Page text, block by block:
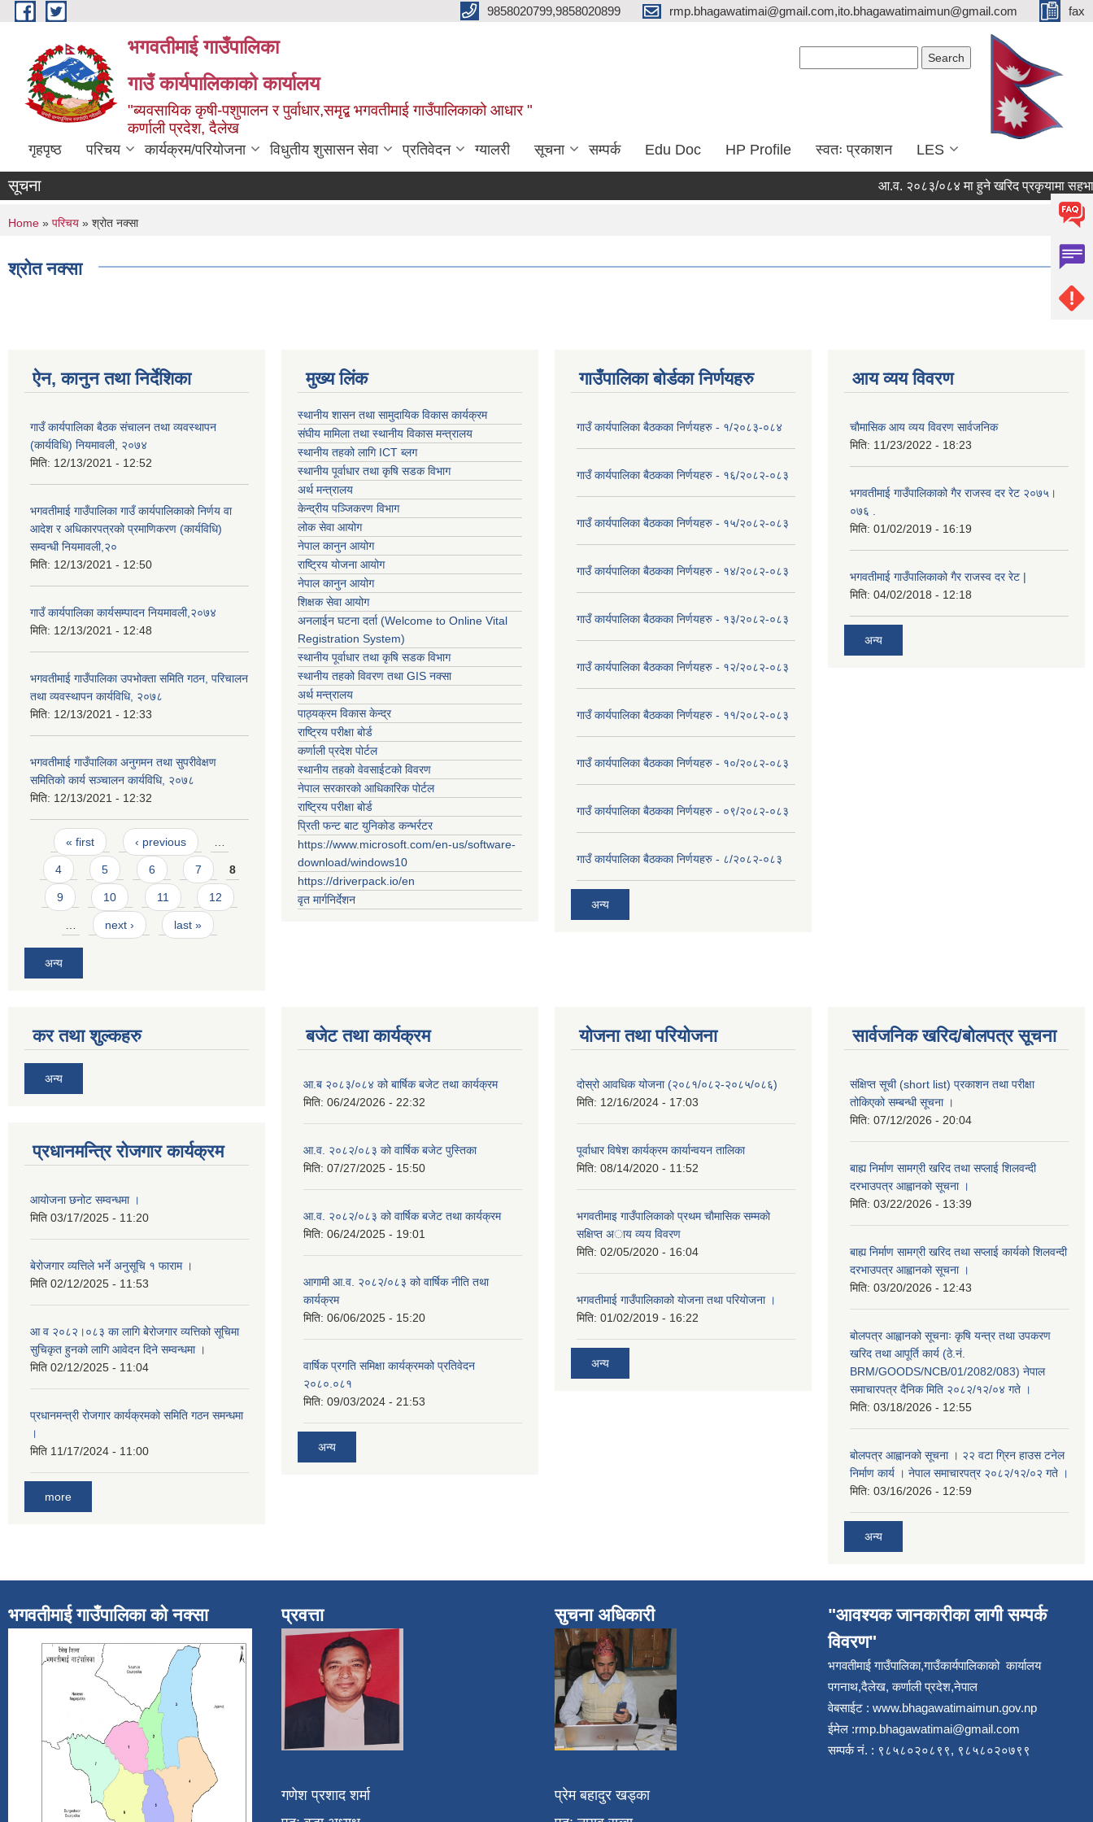
Skip to main content 9858020799,9858020899 rmp.bhagawatimai@gmail.com,ito.bhagawatimaimun@gmail.com fax
भगवतीमाई गाउँपालिका
गाउँ कार्यपालिकाको कार्यालय
"ब्यवसायिक कृषी-पशुपालन र पुर्वाधार,समृद्ब भगवतीमाई गाउँपालिकाको आधार "
कर्णाली प्रदेश, दैलेख
गृहपृष्ठ परिचय कार्यक्रम/परियोजना विधुतीय शुसासन सेवा प्रतिवेदन ग्यालरी सूचना सम्पर्क Edu Doc HP Profile स्वतः प्रकाशन LES
सूचना आ.व. २०८३/०८४ मा हुने खरिद प्रकृयामा
You are here
Home » परिचय » श्रोत नक्सा
श्रोत नक्सा
ऐन, कानुन तथा निर्देशिका
गाउँ कार्यपालिका बैठक संचालन तथा व्यवस्थापन
(कार्यविधि) नियमावली, २०७४
मिति: 12/13/2021 - 12:52
भगवतीमाई गाउँपालिका गाउँ कार्यपालिकाको निर्णय वा
आदेश र अधिकारपत्रको प्रमाणिकरण (कार्यविधि)
सम्वन्धी नियमावली,२०
मिति: 12/13/2021 - 12:50
गाउँ कार्यपालिका कार्यसम्पादन नियमावली,२०७४
मिति: 12/13/2021 - 12:48
भगवतीमाई गाउँपालिका उपभोक्ता समिति गठन, परिचालन
तथा व्यवस्थापन कार्यविधि, २०७८
मिति: 12/13/2021 - 12:33
भगवतीमाई गाउँपालिका अनुगमन तथा सुपरीवेक्षण
समितिको कार्य सञ्चालन कार्यविधि, २०७८
मिति: 12/13/2021 - 12:32
Pages
« first ‹ previous …
4 5 6 7 8
9 10 11 12
… next › last »
अन्य
मुख्य लिंक
स्थानीय शासन तथा सामुदायिक विकास कार्यक्रम
संघीय मामिला तथा स्थानीय विकास मन्त्रालय
स्थानीय तहको लागि ICT ब्लग
स्थानीय पूर्वाधार तथा कृषि सडक विभाग
अर्थ मन्त्रालय
केन्द्रीय पञ्जिकरण विभाग
लोक सेवा आयोग
नेपाल कानुन आयोग
राष्ट्रिय योजना आयोग
नेपाल कानुन आयोग
शिक्षक सेवा आयोग
अनलाईन घटना दर्ता (Welcome to Online Vital
Registration System)
स्थानीय पूर्वाधार तथा कृषि सडक विभाग
स्थानीय तहको विवरण तथा GIS नक्सा
अर्थ मन्त्रालय
पाठ्यक्रम विकास केन्द्र
राष्ट्रिय परीक्षा बोर्ड
कर्णाली प्रदेश पोर्टल
स्थानीय तहको वेवसाईटको विवरण
नेपाल सरकारको आधिकारिक पोर्टल
राष्ट्रिय परीक्षा बोर्ड
प्रिती फन्ट बाट युनिकोड कन्भर्रटर
https://www.microsoft.com/en-us/software-
download/windows10
https://driverpack.io/en
वृत मार्गनिर्देशन
गाउँपालिका बोर्डका निर्णयहरु
गाउँ कार्यपालिका बैठकका निर्णयहरु - १/२०८३-०८४
गाउँ कार्यपालिका बैठकका निर्णयहरु - १६/२०८२-०८३
गाउँ कार्यपालिका बैठकका निर्णयहरु - १५/२०८२-०८३
गाउँ कार्यपालिका बैठकका निर्णयहरु - १४/२०८२-०८३
गाउँ कार्यपालिका बैठकका निर्णयहरु - १३/२०८२-०८३
गाउँ कार्यपालिका बैठकका निर्णयहरु - १२/२०८२-०८३
गाउँ कार्यपालिका बैठकका निर्णयहरु - ११/२०८२-०८३
गाउँ कार्यपालिका बैठकका निर्णयहरु - १०/२०८२-०८३
गाउँ कार्यपालिका बैठकका निर्णयहरु - ०९/२०८२-०८३
गाउँ कार्यपालिका बैठकका निर्णयहरु - ८/२०८२-०८३
अन्य
आय व्यय विवरण
चाैमासिक आय व्यय विवरण सार्वजनिक
मिति: 11/23/2022 - 18:23
भगवतीमाई गाउँपालिकाको गैर राजस्व दर रेट २०७५।
०७६ .
मिति: 01/02/2019 - 16:19
भगवतीमाई गाउँपालिकाको गैर राजस्व दर रेट |
मिति: 04/02/2018 - 12:18
अन्य
कर तथा शुल्कहरु
अन्य
प्रधानमन्त्रि रोजगार कार्यक्रम
आयोजना छनोट सम्वन्धमा ।
मिति 03/17/2025 - 11:20
बेरोजगार व्यत्तिले भर्ने अनुसूचि १ फाराम ।
मिति 02/12/2025 - 11:53
आ व २०८२।०८३ का लागि बेेरोजगार व्यत्तिको सूचिमा
सुचिकृत हुनको लागि आवेदन दिने सम्वन्धमा ।
मिति 02/12/2025 - 11:04
प्रधानमन्त्री रोजगार कार्यक्रमको समिति गठन समन्धमा
।
मिति 11/17/2024 - 11:00
more
बजेट तथा कार्यक्रम
आ.ब २०८३/०८४ को बार्षिक बजेट तथा कार्यक्रम
मिति: 06/24/2026 - 22:32
आ.व. २०८२/०८३ को वार्षिक बजेट पुस्तिका
मिति: 07/27/2025 - 15:50
आ.व. २०८२/०८३ को वार्षिक बजेट तथा कार्यक्रम
मिति: 06/24/2025 - 19:01
आगामी आ.व. २०८२/०८३ को वार्षिक नीति तथा
कार्यक्रम
मिति: 06/06/2025 - 15:20
वार्षिक प्रगति समिक्षा कार्यक्रमको प्रतिवेदन
२०८०.०८१
मिति: 09/03/2024 - 21:53
अन्य
योजना तथा परियोजना
दोस्रो आवधिक योजना (२०८१/०८२-२०८५/०८६)
मिति: 12/16/2024 - 17:03
पूर्वाधार विषेश कार्यक्रम कार्यान्वयन तालिका
मिति: 08/14/2020 - 11:52
भगवतीमाइ गाउँपालिकाकाे प्रथम चाैमासिक सम्मकाे
सक्षिप्त अाय व्यय विवरण
मिति: 02/05/2020 - 16:04
भगवतीमाई गाउँपालिकाको याेजना तथा परियाेजना ।
मिति: 01/02/2019 - 16:22
अन्य
सार्वजनिक खरिद/बोलपत्र सूचना
संक्षिप्त सूची (short list) प्रकाशन तथा परीक्षा
तोकिएको सम्बन्धी सूचना ।
मिति: 07/12/2026 - 20:04
बाह्य निर्माण सामग्री खरिद तथा सप्लाई शिलवन्दी
दरभाउपत्र आह्वानको सूचना ।
मिति: 03/22/2026 - 13:39
बाह्य निर्माण सामग्री खरिद तथा सप्लाई कार्यको शिलवन्दी
दरभाउपत्र आह्वानको सूचना ।
मिति: 03/20/2026 - 12:43
बोलपत्र आह्वानको सूचनाः कृषि यन्त्र तथा उपकरण
खरिद तथा आपूर्ति कार्य (ठे.नं.
BRM/GOODS/NCB/01/2082/083) नेपाल
समाचारपत्र दैनिक मिति २०८२/१२/०४ गते ।
मिति: 03/18/2026 - 12:55
बोलपत्र आह्वानको सूचना । २२ वटा ग्रिन हाउस टनेल
निर्माण कार्य । नेपाल समाचारपत्र २०८२/१२/०२ गते ।
मिति: 03/16/2026 - 12:59
अन्य
भगवतीमाई गाउँपालिका को नक्सा प्रवत्ता
गणेश प्रशाद शर्मा
सुचना अधिकारी
प्रेम बहादुर खड्का
"आवश्यक जानकारीका लागी सम्पर्क
विवरण"
भगवतीमाई गाउँपालिका,गाउँकार्यपालिकाको कार्यालय
पगनाथ,दैलेख, कर्णाली प्रदेश,नेपाल
वेबसाईट : www.bhagawatimaimun.gov.np
ईमेल :rmp.bhagawatimai@gmail.com
सम्पर्क नं. : ९८५८०२०८९९, ९८५८०२०७९९